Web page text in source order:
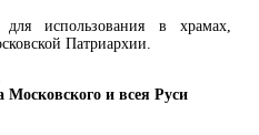
использования в храмах,
Патриархии.
и всея Руси